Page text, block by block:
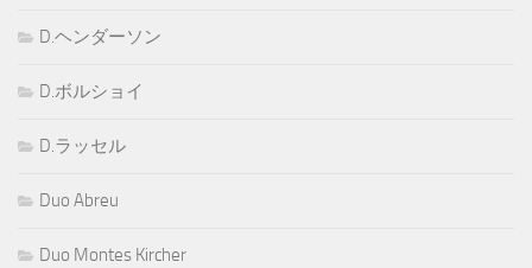
D.ヘンダーソン
D.ボルショイ
D.ラッセル
Duo Abreu
Duo Montes Kircher